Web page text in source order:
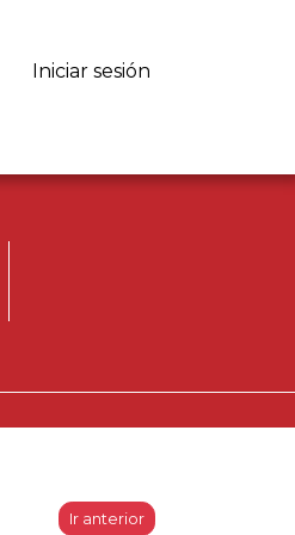
Iniciar sesión
Ir anterior